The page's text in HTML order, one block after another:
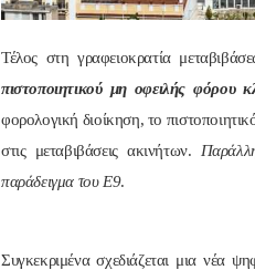
Τέλος στη γραφειοκρατία
πιστοποιητικού μη οφειλής φόρου
φορολογική διοίκηση, το
στις μεταβιβάσεις ακινήτων.
παράδειγμα του Ε9.
Συγκεκριμένα σχεδιάζεται μια νέα